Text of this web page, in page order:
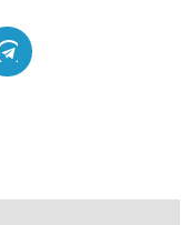
Telegram